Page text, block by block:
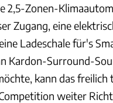
2,5-Zonen-
Zugang, eine
Ladeschale für's
Kardon-Surround-
kann das freilich
weiter